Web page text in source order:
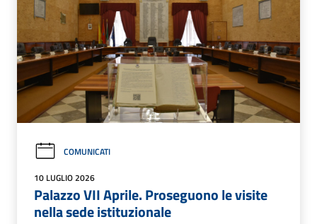
COMUNICATI
10 LUGLIO 2026
Palazzo VII Aprile. Proseguono le visite
nella sede istituzionale